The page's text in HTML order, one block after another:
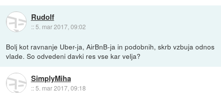
Rudolf
:: 5. mar 2017, 09:02
Bolj kot ravnanje Uber-ja, AirBnB-ja in podobnih, skrb vzbuja odnos
vlade. So odvedeni davki res vse kar velja?
SimplyMiha
::5. mar 2017, 09:18